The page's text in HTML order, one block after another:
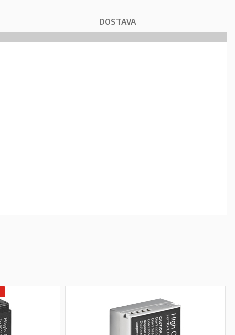
DOSTAVA